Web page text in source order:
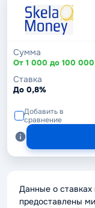
Сумма
От 1 000 до 100
Ставка
До 0,8%
Добавить в
сравнение
Данные о ставках
предоставлены